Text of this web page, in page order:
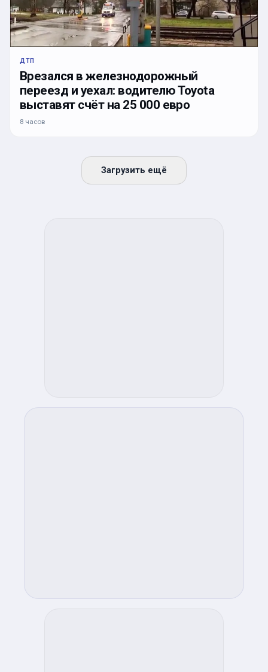
ДТП
Врезался в железнодорожный
переезд и уехал: водителю Toyota
выставят счёт на 25 000 евро
8 часов
Загрузить ещё